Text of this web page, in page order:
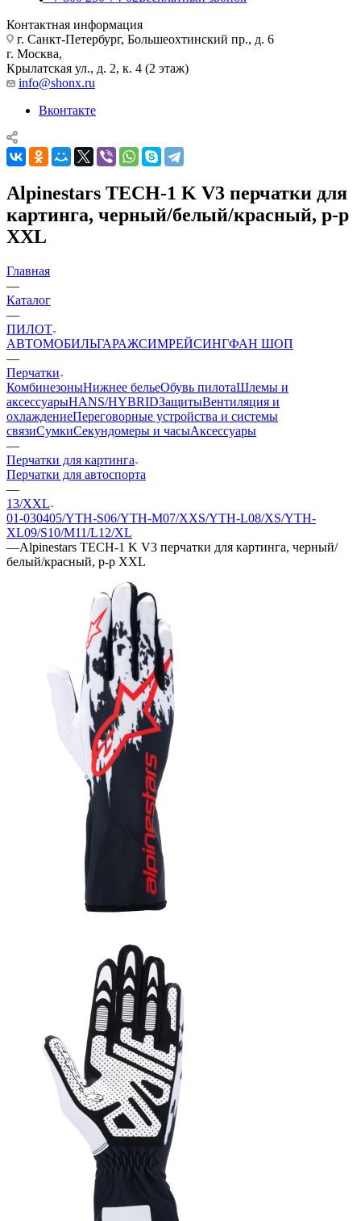
Контактная информация
г. Санкт-Петербург, Большеохтинский пр., д. 6
г. Москва,
Крылатская ул., д. 2, к. 4 (2 этаж)
info@shonx.ru
Вконтакте
Alpinestars TECH-1 K V3 перчатки для
картинга, черный/белый/красный, р-р
XXL
Главная
—
Каталог
—
ПИЛОТ
АВТОМОБИЛЬГАРАЖСИМРЕЙСИНГФАН ШОП
—
Перчатки
КомбинезоныНижнее бельеОбувь пилотаШлемы и
аксессуарыHANS/HYBRIDЗащитыВентиляция и
охлаждениеПереговорные устройства и системы
связиСумкиСекундомеры и часыАксессуары
—
Перчатки для картинга
Перчатки для автоспорта
—
13/XXL
01-030405/YTH-S06/YTH-M07/XXS/YTH-L08/XS/YTH-
XL09/S10/M11/L12/XL
—Alpinestars TECH-1 K V3 перчатки для картинга, черный/
белый/красный, р-р XXL